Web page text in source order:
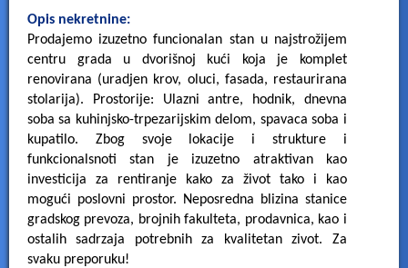
Opis nekretnine:
Prodajemo izuzetno funcionalan stan u najstrožijem
centru grada u dvorišnoj kući koja je komplet
renovirana (uradjen krov, oluci, fasada, restaurirana
stolarija). Prostorije: Ulazni antre, hodnik, dnevna
soba sa kuhinjsko-trpezarijskim delom, spavaca soba i
kupatilo. Zbog svoje lokacije i strukture i
funkcionalsnoti stan je izuzetno atraktivan kao
investicija za rentiranje kako za život tako i kao
mogući poslovni prostor. Neposredna blizina stanice
gradskog prevoza, brojnih fakulteta, prodavnica, kao i
ostalih sadrzaja potrebnih za kvalitetan zivot. Za
svaku preporuku!